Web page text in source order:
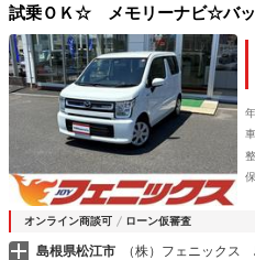
試乗ＯＫ☆ メモリーナビ☆バ
ッシュスタート☆オートエアコ
収納☆オートライト☆デュアル
ＴＣ☆ベンチシート☆電格ミラ
オンライン商談可 ローン仮審査
島根県松江市 （株）フェニックス